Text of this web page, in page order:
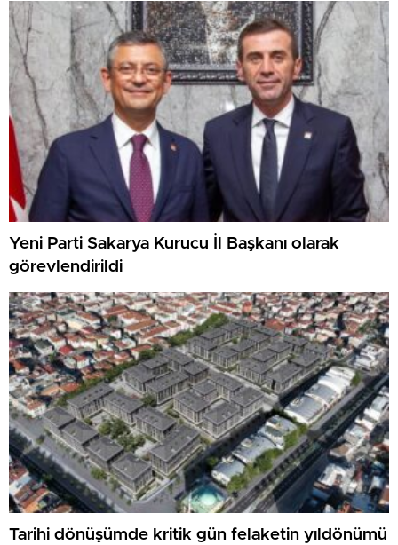
Yeni Parti Sakarya Kurucu İl Başkanı olarak
görevlendirildi
Tarihi dönüşümde kritik gün felaketin yıldönümü